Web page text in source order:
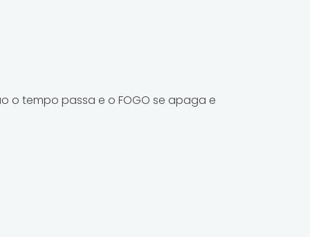
o tempo passa e o FOGO se apaga e